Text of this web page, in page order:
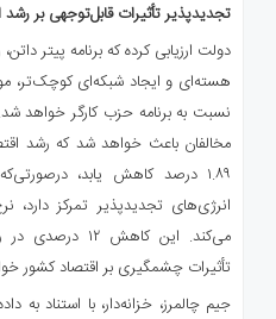
تجدیدپذیر تأثیرات قابل‌توجهی بر
دولت ارزیابی کرده که برنامه پیتر
هسته‌ای و ایجاد شبکه‌ای کوچک‌تر،
نسبت به برنامه حزب کارگر خواهد
۱.۸۹ درصد کاهش یابد،
می‌کند. این
تأثیرات چشمگیری بر اقتصاد کشور
جیم چالمرز، خزانه‌دار، با استناد